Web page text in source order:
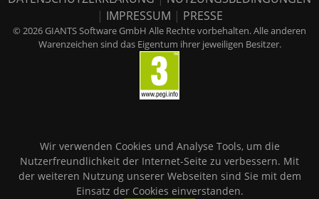
| IMPRESSUM | PRESSE
© 2026 GIANTS Software GmbH Alle Rechte vorbehalten. Alle anderen
Warenzeichen sind das Eigentum ihrer jeweiligen Besitzer.
Wir verwenden Cookies und Analyse Tools, um die
Nutzerfreundlichkeit der Internet-Seite zu verbessern. Mit
der weiteren Nutzung unserer Webseiten sind Sie mit dem
Einsatz der Cookies einverstanden.